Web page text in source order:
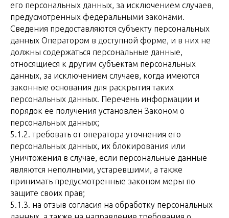
его персональных данных, за исключением случаев,
предусмотренных федеральными законами.
Сведения предоставляются субъекту персональных
данных Оператором в доступной форме, и в них не
должны содержаться персональные данные,
относящиеся к другим субъектам персональных
данных, за исключением случаев, когда имеются
законные основания для раскрытия таких
персональных данных. Перечень информации и
порядок ее получения установлен Законом о
персональных данных;
5.1.2. требовать от оператора уточнения его
персональных данных, их блокирования или
уничтожения в случае, если персональные данные
являются неполными, устаревшими, а также
принимать предусмотренные законом меры по
защите своих прав;
5.1.3. на отзыв согласия на обработку персональных